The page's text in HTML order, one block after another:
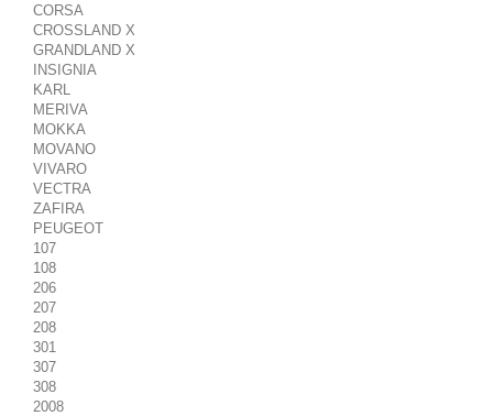
CORSA
CROSSLAND X
GRANDLAND X
INSIGNIA
KARL
MERIVA
MOKKA
MOVANO
VIVARO
VECTRA
ZAFIRA
PEUGEOT
107
108
206
207
208
301
307
308
2008